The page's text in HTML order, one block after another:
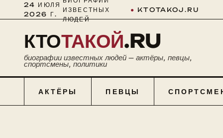
24 ИЮЛЯ
2026 Г.
ИЗВЕСТНЫХ
ЛЮДЕЙ
● KTOTAKOJ.RU
КТОТАКОЙ.RU
биографии известных людей — актёры, певцы,
спортсмены, политики
АКТЁРЫ ПЕВЦЫ